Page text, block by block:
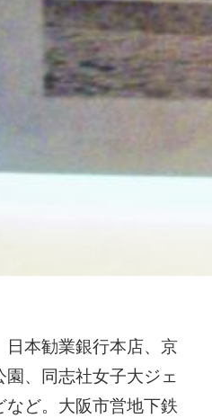
日本勧業銀行本店、京
、同志社女子大ジェ
ど。大阪市営地下鉄